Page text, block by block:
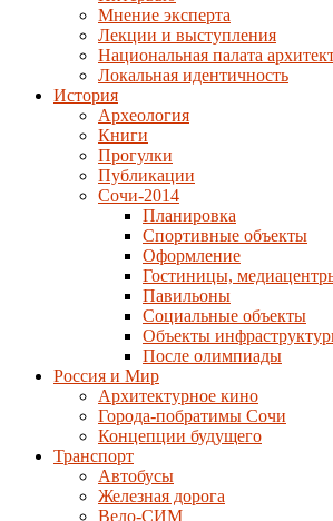
Мнение эксперта
Лекции и выступления
Национальная палата
Локальная идентичность
История
Археология
Книги
Прогулки
Публикации
Сочи-2014
Планировка
Спортивные объекты
Оформление
Гостиницы,
Павильоны
Социальные объекты
Объекты
После олимпиады
Россия и Мир
Архитектурное кино
Города-побратимы Сочи
Концепции будущего
Транспорт
Автобусы
Железная дорога
Вело-СИМ